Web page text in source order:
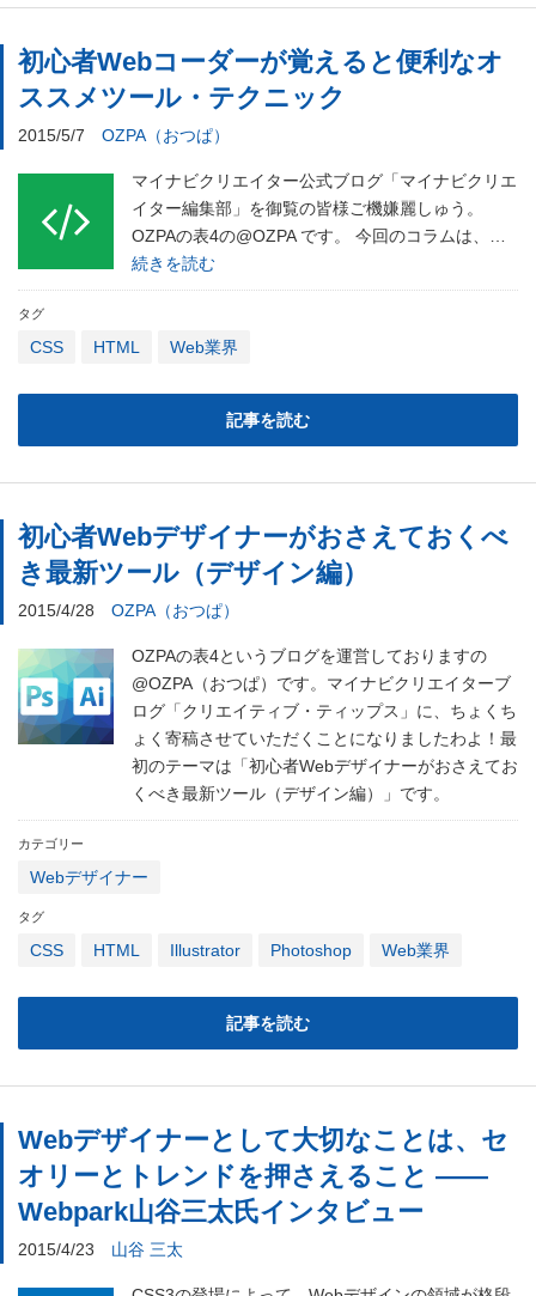
初心者Webコーダーが覚えると便利なオ
ススメツール・テクニック
2015/5/7 OZPA（おつぱ）
マイナビクリエイター公式ブログ「マイナビクリエ
イター編集部」を御覧の皆様ご機嫌麗しゅう。
OZPAの表4の@OZPA です。 今回のコラムは、…
続きを読む
タグ
CSS HTML Web業界
記事を読む
初心者Webデザイナーがおさえておくべ
き最新ツール（デザイン編）
2015/4/28 OZPA（おつぱ）
OZPAの表4というブログを運営しておりますの
@OZPA（おつぱ）です。マイナビクリエイターブ
ログ「クリエイティブ・ティップス」に、ちょくち
ょく寄稿させていただくことになりましたわよ！最
初のテーマは「初心者Webデザイナーがおさえてお
くべき最新ツール（デザイン編）」です。
カテゴリー
Webデザイナー
タグ
CSS HTML Illustrator Photoshop Web業界
記事を読む
Webデザイナーとして大切なことは、セ
オリーとトレンドを押さえること ――
Webpark山谷三太氏インタビュー
2015/4/23 山谷 三太